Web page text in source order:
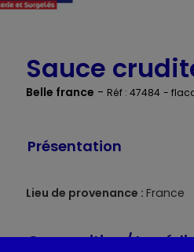
Sauce
Belle france - Réf : 47484 -
Présentation
Lieu de provenance : France
Composition /